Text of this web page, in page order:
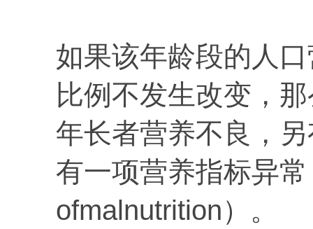
如果该年龄段的人
比例不发生改变，
年长者营养不良，
有一项营养指标异
ofmalnutrition）。